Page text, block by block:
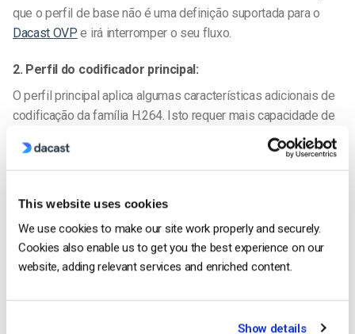
This website uses cookies
We use cookies to make our site work properly and securely.
Cookies also enable us to get you the best experience on our
website, adding relevant services and enriched content.
Show details
que o perfil de base não é uma definição suportada para o
Dacast OVP e irá interromper o seu fluxo.
2. Perfil do codificador principal:
O perfil principal aplica algumas características adicionais de
codificação da família H.264. Isto requer mais capacidade de
processamento e memória no lado da descodificação. Os
dispositivos antigos ou de baixa potência (como tablets ou
smartphones fabricados há mais de 5-8 anos) podem não
3. Perfil de codificador elevado:
O perfil elevado é a implementação mais moderna do H.264.
Inclui mais funcionalidades de codificação que permitem